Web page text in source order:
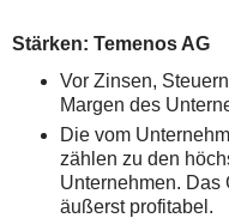
Stärken: Temenos AG
Vor Zinsen,
Margen des
Die vom
zählen zu den
Unternehmen. Das
äußerst profitabel.